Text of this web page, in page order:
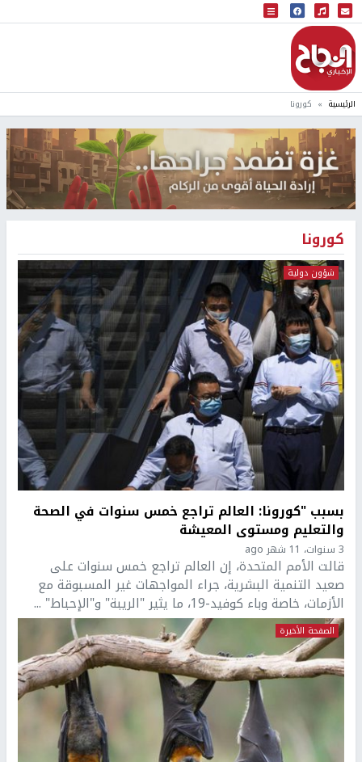
البث المباشر
إذاعة النجاح
الرئيسية كورونا
كورونا
شؤون دولية
بسبب "كورونا: العالم تراجع خمس سنوات في الصحة
والتعليم ومستوى المعيشة
3 سنوات، 11 شهر ago
قالت الأمم المتحدة، إن العالم تراجع خمس سنوات على
صعيد التنمية البشرية، جراء المواجهات غير المسبوقة مع
الأزمات، خاصة وباء كوفيد-19، ما يثير "الريبة" و"الإحباط" ...
الصفحة الأخيرة